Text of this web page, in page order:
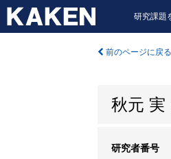
研究課題
前のページに戻る
秋元 実
研究者番号